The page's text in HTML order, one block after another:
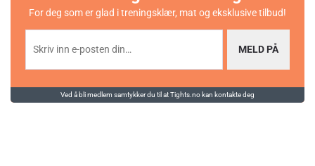
For deg som er glad i treningsklær, mat og eksklusive tilbud!
MELD PÅ
Ved å bli medlem samtykker du til at Tights.no kan kontakte deg